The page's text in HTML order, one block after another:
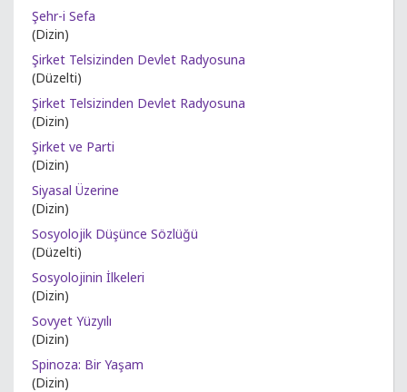
Şehr-i Sefa
(Dizin)
Şirket Telsizinden Devlet Radyosuna
(Düzelti)
Şirket Telsizinden Devlet Radyosuna
(Dizin)
Şirket ve Parti
(Dizin)
Siyasal Üzerine
(Dizin)
Sosyolojik Düşünce Sözlüğü
(Düzelti)
Sosyolojinin İlkeleri
(Dizin)
Sovyet Yüzyılı
(Dizin)
Spinoza: Bir Yaşam
(Dizin)